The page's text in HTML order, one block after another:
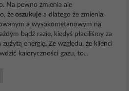
Na pewno zmienia ale
że oszukuje a dlatego że zmienia
a wysokometanowym na
bądź razie, kiedyś płaciliśmy za
zużytą energię. Ze względu, że klienci
kaloryczności gazu, to...